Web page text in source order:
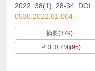
2022, 38(1): 28-34. DOI:
0530.2022.01.004
摘要(379)
PDF[0.7M](95)